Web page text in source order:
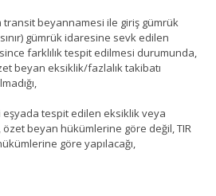
transit beyannamesi ile giriş gümrük
gümrük idaresine sevk edilen
farklılık tespit edilmesi durumunda,
beyan eksiklik/fazlalık takibatı
eşyada tespit edilen eksiklik veya
özet beyan hükümlerine göre değil, TIR
göre yapılacağı,